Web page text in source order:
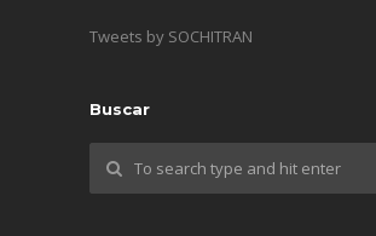
Tweets by SOCHITRAN
Buscar